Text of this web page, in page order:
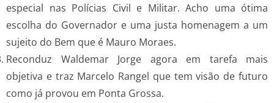
especial nas Polícias Civil e Militar. Acho uma ótima
escolha do Governador e uma justa homenagem a um
sujeito do Bem que é Mauro Moraes.
Reconduz Waldemar Jorge agora em tarefa mais
objetiva e traz Marcelo Rangel que tem visão de futuro
como já provou em Ponta Grossa.